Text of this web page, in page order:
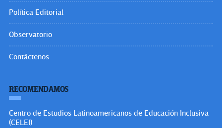
Política Editorial
Observatorio
Contáctenos
RECOMENDAMOS
Centro de Estudios Latinoamericanos de Educación Inclusiva
(CELEI)